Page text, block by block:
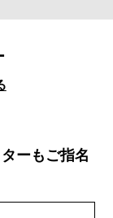
ーもご指名